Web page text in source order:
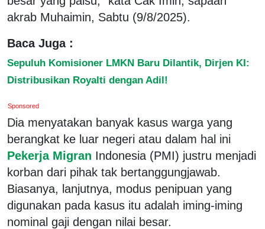
akrab Muhaimin, Sabtu (9/8/2025).
Baca Juga :
Sepuluh Komisioner LMKN Baru Dilantik, Dirjen KI:
Distribusikan Royalti dengan Adil!
Sponsored
Dia menyatakan banyak kasus warga yang
berangkat ke luar negeri atau dalam hal ini
Pekerja Migran Indonesia (PMI) justru menjadi
korban dari pihak tak bertanggungjawab.
Biasanya, lanjutnya, modus penipuan yang
digunakan pada kasus itu adalah iming-iming
nominal gaji dengan nilai besar.